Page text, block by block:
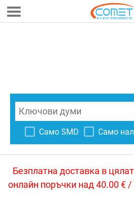
Само SMD Само
Безплатна доставка в
онлайн поръчки над 40.00 €